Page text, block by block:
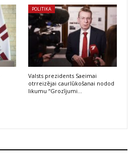
POLITIKA
Valsts prezidents Saeimai
otrreizējai caurlūkošanai nodod
likumu “Grozījumi…